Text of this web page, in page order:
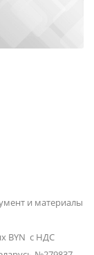
и материалы
BYN с НДС